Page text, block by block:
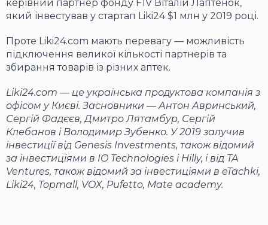
керівний партнер фонду F1V Віталій Лаптенок,
який інвестував у стартап Liki24 $1 млн у 2019 році.
Проте Liki24.com мають перевагу — можливість
підключення великої кількості партнерів та
збирання товарів із різних аптек.
Liki24.com — це українська продуктова компанія з
офісом у Києві. Засновники — Антон Авринський,
Сергій Фадєєв, Дмитро Лятамбур, Сергій
Клебанов і Володимир Зубенко. У 2019 залучив
інвестиції від Genesis Investments, також відомий
за інвестиціями в IO Technologies і Hilly, і від TA
Ventures, також відомий за інвестиціями в eTachki,
Liki24, Topmall, VOX, Pufetto, Mate academy.